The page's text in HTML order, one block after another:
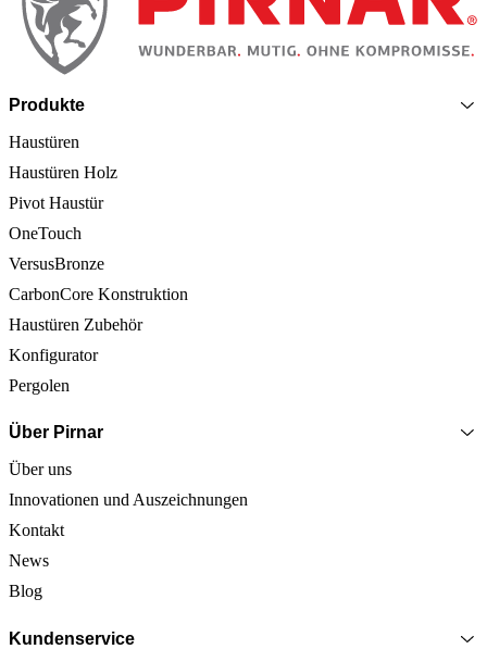
Produkte
Haustüren
Haustüren Holz
Pivot Haustür
OneTouch
VersusBronze
CarbonCore Konstruktion
Haustüren Zubehör
Konfigurator
Pergolen
Über Pirnar
Über uns
Innovationen und Auszeichnungen
Kontakt
News
Blog
Kundenservice